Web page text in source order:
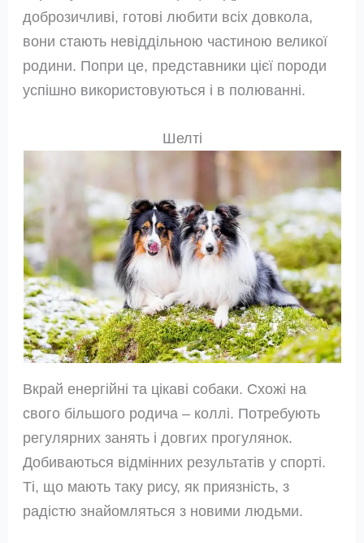
доброзичливі, готові любити всіх довкола,
вони стають невіддільною частиною великої
родини. Попри це, представники цієї породи
успішно використовуються і в полюванні.
Шелті
Вкрай енергійні та цікаві собаки. Схожі на
свого більшого родича – коллі. Потребують
регулярних занять і довгих прогулянок.
Добиваються відмінних результатів у спорті.
Ті, що мають таку рису, як приязність, з
радістю знайомляться з новими людьми.